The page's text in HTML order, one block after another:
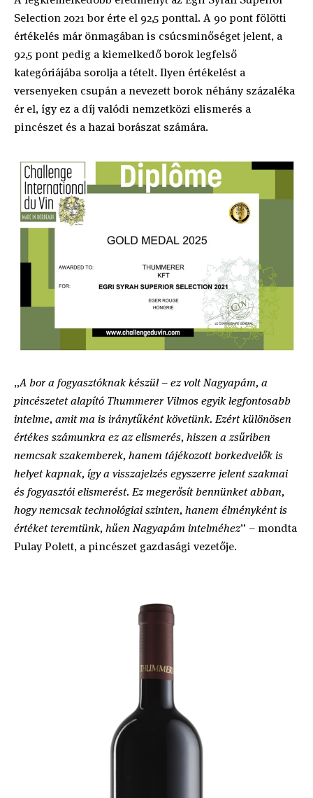
Selection 2021 bor érte el 92,5 ponttal. A 90 pont fölötti
értékelés már önmagában is csúcsminőséget jelent, a
92,5 pont pedig a kiemelkedő borok legfelső
kategóriájába sorolja a tételt. Ilyen értékelést a
versenyeken csupán a nevezett borok néhány százaléka
ér el, így ez a díj valódi nemzetközi elismerés a
pincészet és a hazai borászat számára.
„A bor a fogyasztóknak készül – ez volt Nagyapám, a
pincészetet alapító Thummerer Vilmos egyik legfontosabb
intelme, amit ma is iránytűként követünk. Ezért különösen
értékes számunkra ez az elismerés, hiszen a zsűriben
nemcsak szakemberek, hanem tájékozott borkedvelők is
helyet kapnak, így a visszajelzés egyszerre jelent szakmai
és fogyasztói elismerést. Ez megerősít bennünket abban,
hogy nemcsak technológiai szinten, hanem élményként is
értéket teremtünk, hűen Nagyapám intelméhez” – mondta
Pulay Polett, a pincészet gazdasági vezetője.